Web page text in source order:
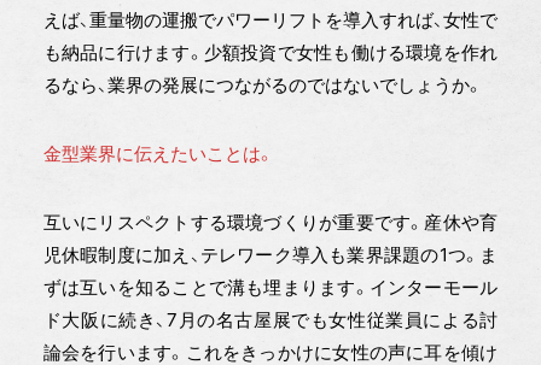
えば、重量物の運搬でパワーリフトを導入すれば、女性で
も納品に行けます。少額投資で女性も働ける環境を作れ
るなら、業界の発展につながるのではないでしょうか。
金型業界に伝えたいことは。
互いにリスペクトする環境づくりが重要です。産休や育
児休暇制度に加え、テレワーク導入も業界課題の1つ。ま
ずは互いを知ることで溝も埋まります。インターモール
ド大阪に続き、7月の名古屋展でも女性従業員による討
論会を行います。これをきっかけに女性の声に耳を傾け